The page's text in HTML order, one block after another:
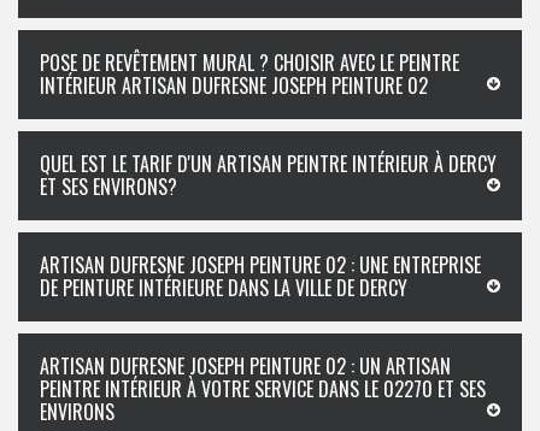
POSE DE REVÊTEMENT MURAL ? CHOISIR AVEC LE PEINTRE
INTÉRIEUR ARTISAN DUFRESNE JOSEPH PEINTURE 02
QUEL EST LE TARIF D'UN ARTISAN PEINTRE INTÉRIEUR À DERCY
ET SES ENVIRONS?
ARTISAN DUFRESNE JOSEPH PEINTURE 02 : UNE ENTREPRISE
DE PEINTURE INTÉRIEURE DANS LA VILLE DE DERCY
ARTISAN DUFRESNE JOSEPH PEINTURE 02 : UN ARTISAN
PEINTRE INTÉRIEUR À VOTRE SERVICE DANS LE 02270 ET SES
ENVIRONS